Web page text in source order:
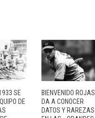
SE
DE
BIENVENIDO ROJAS
DA A CONOCER
DATOS Y RAREZAS